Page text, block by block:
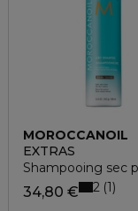
MOROCCANOIL
EXTRAS
Shampooing sec
34,80 € 2 1